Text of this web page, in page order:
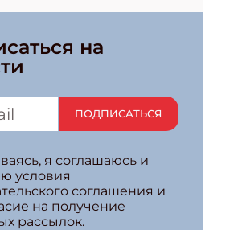
на
ПОДПИСАТЬСЯ
я соглашаюсь и
условия
соглашения и
на получение
рассылок.